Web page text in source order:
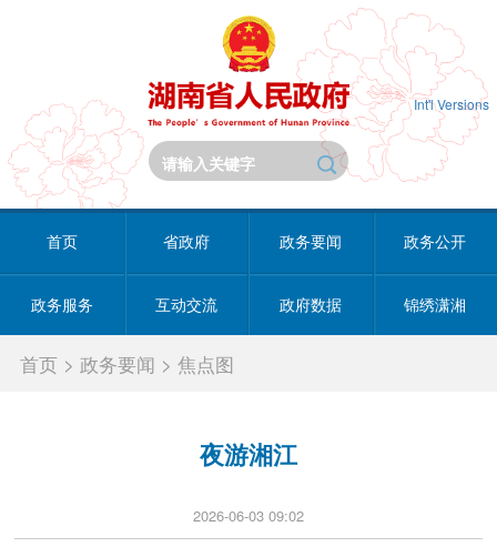
Int'l Versions
首页 省政府 政务要闻 政务公开
政务服务 互动交流 政府数据 锦绣潇湘
首页 >政务要闻 >焦点图
夜游湘江
2026-06-03 09:02